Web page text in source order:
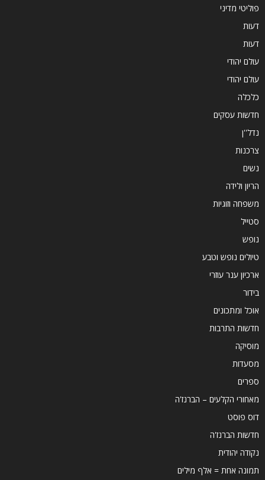
פוליטי מדיני
דעות
דעות
עולם יהודי
עולם יהודי
כלכלה
חדשות עסקים
נדל''ן
צרכנות
נשים
הריון ולידה
משפחה וזוגיות
סטייל
נופש
טיולים נופש וטבע
ארכיון ענר עוזרי
בידור
אוכל ומתכונים
חדשות התרבות
מוסיקה
מסעדות
ספרים
מאחורי הקלעים – הברנז'ה
דוס פוסט
חדשות הברנז'ה
נקודה יהודית
תמונה אחת = אלף מילים